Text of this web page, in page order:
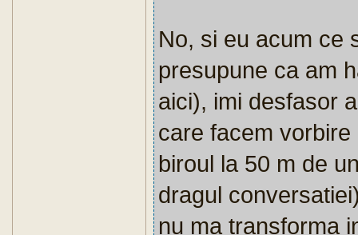
No, si eu acum ce
presupune ca am
aici), imi desfasor
care facem
biroul la 50 m de
dragul
nu ma transforma